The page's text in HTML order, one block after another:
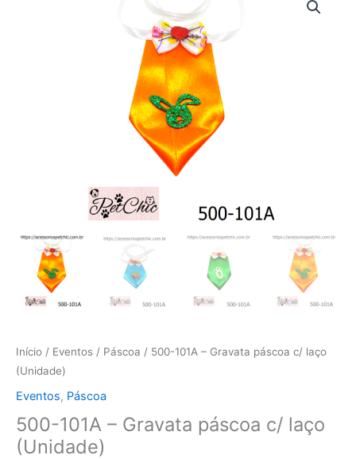
Início / Eventos / Páscoa / 500-101A – Gravata páscoa c/ laço
(Unidade)
Eventos, Páscoa
500-101A – Gravata páscoa c/ laço
(Unidade)